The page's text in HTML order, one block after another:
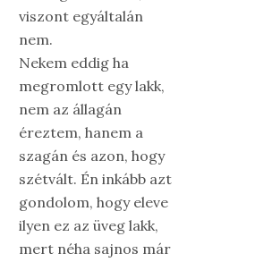
viszont egyáltalán
nem.
Nekem eddig ha
megromlott egy lakk,
nem az állagán
éreztem, hanem a
szagán és azon, hogy
szétvált. Én inkább azt
gondolom, hogy eleve
ilyen ez az üveg lakk,
mert néha sajnos már